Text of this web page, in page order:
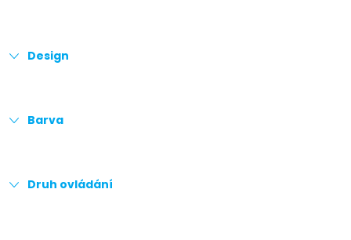
Design
Barva
Druh ovládání